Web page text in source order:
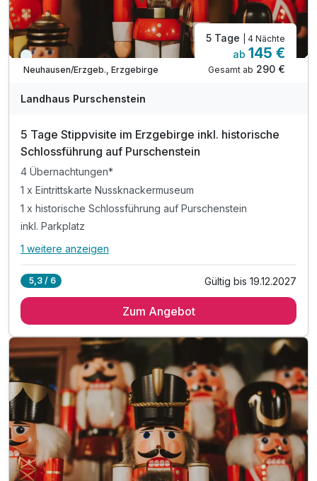
Viele Termine frei
Neuhausen/Erzgeb., Erzgebirge
5 Tage | 4 Nächte
ab 145 €
Gesamt ab 290 €
Landhaus Purschenstein
5 Tage Stippvisite im Erzgebirge inkl. historische
Schlossführung auf Purschenstein
4 Übernachtungen*
1 x Eintrittskarte Nussknackermuseum
1 x historische Schlossführung auf Purschenstein
inkl. Parkplatz
Alle Inklusivleistungen
1 x Eintrittskarte Nussknackermuseum
inkl. Parkplatz
inkl. W-LAN
1 weitere anzeigen
5,3 / 6 Gültig bis 19.12.2027
Zum Angebot